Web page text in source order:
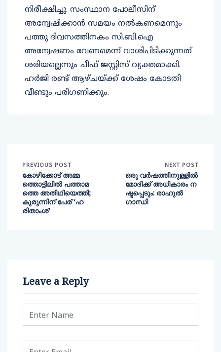
നിരീക്ഷിച്ചു. സംസ്ഥാന പോലീസിന്
അന്വേഷിക്കാൻ സമയം നൽകണമെന്നും
പത്തു ദിവസത്തിനകം സി.ബി.ഐ
അന്വേഷണം വേണമെന്ന് വാശിപിടിക്കുന്നത്
ശരിയല്ലെന്നും ചീഫ് ജസ്റ്റിസ് വ്യക്തമാക്കി.
ഹർജി രണ്ട് ആഴ്ചയ്ക്ക് ശേഷം കോടതി
വീണ്ടും പരിഗണിക്കും.
PREVIOUS POST
കോഴിക്കോട് അമ്മ
ത്തൊട്ടിലിൽ പത്താമ
ത്തെ അതിഥിയെത്തി;
കുരുന്നിന് പേര് ‘ഹ
രിതാംശ്’
NEXT POST
ഒരു വർഷത്തിനുള്ളിൽ
മോദിക്ക് അധികാരം ന
ഷ്ടപ്പെടും: രാഹുൽ
ഗാന്ധി
Leave a Reply